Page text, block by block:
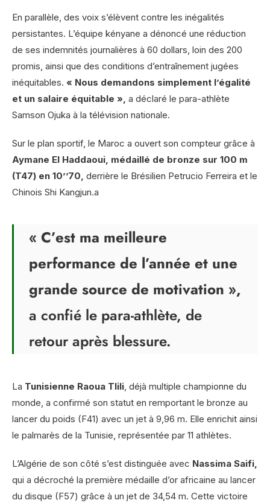
En parallèle, des voix s’élèvent contre les inégalités
persistantes. L’équipe kényane a dénoncé une réduction
de ses indemnités journalières à 60 dollars, loin des 200
promis, ainsi que des conditions d’entraînement jugées
inéquitables. « Nous demandons simplement l’égalité
et un salaire équitable », a déclaré le para-athlète
Samson Ojuka à la télévision nationale.
Sur le plan sportif, le Maroc a ouvert son compteur grâce à
Aymane El Haddaoui, médaillé de bronze sur 100 m
(T47) en 10’’70, derrière le Brésilien Petrucio Ferreira et le
Chinois Shi Kangjun.a
« C’est ma meilleure
performance de l’année et une
grande source de motivation »,
a confié le para-athlète, de
retour après blessure.
La Tunisienne Raoua Tlili, déjà multiple championne du
monde, a confirmé son statut en remportant le bronze au
lancer du poids (F41) avec un jet à 9,96 m. Elle enrichit ainsi
le palmarès de la Tunisie, représentée par 11 athlètes.
L’Algérie de son côté s’est distinguée avec Nassima Saifi,
qui a décroché la première médaille d’or africaine au lancer
du disque (F57) grâce à un jet de 34,54 m. Cette victoire